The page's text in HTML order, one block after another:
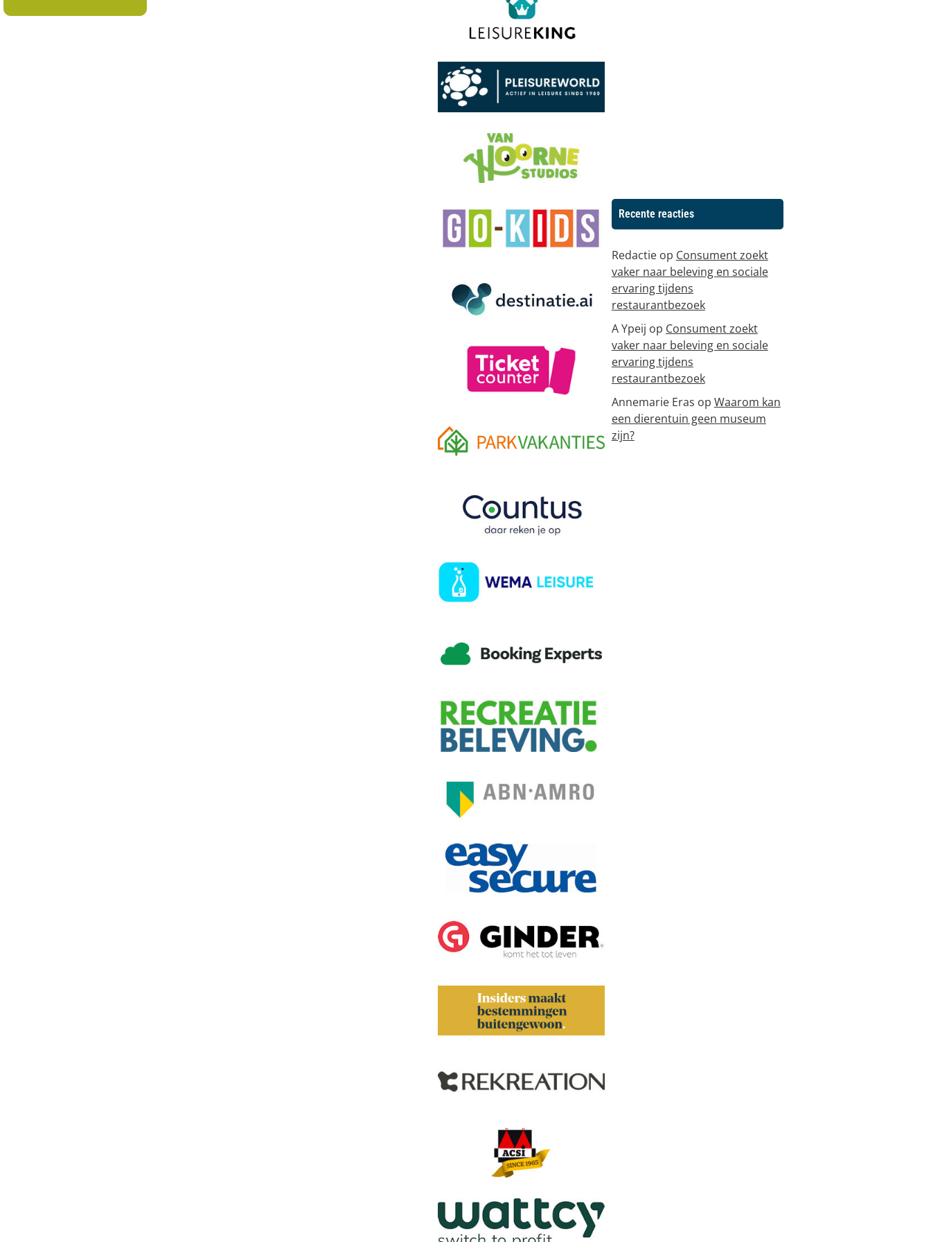
Recente reacties
Redactieop Consument zoekt
vaker naar beleving en sociale
ervaring tijdens
restaurantbezoek
A Ypeij op Consument zoekt
vaker naar beleving en sociale
ervaring tijdens
restaurantbezoek
Annemarie Eras op Waarom kan
een dierentuin geen museum
zijn?